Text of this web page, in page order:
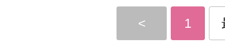
< 1